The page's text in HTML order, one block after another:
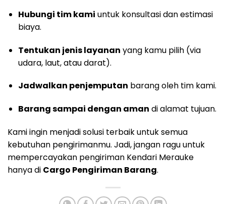
Hubungi tim kami untuk konsultasi dan estimasi
biaya.
Tentukan jenis layanan yang kamu pilih (via
udara, laut, atau darat).
Jadwalkan penjemputan barang oleh tim kami.
Barang sampai dengan aman di alamat tujuan.
Kami ingin menjadi solusi terbaik untuk semua
kebutuhan pengirimanmu. Jadi, jangan ragu untuk
mempercayakan pengiriman Kendari Merauke
hanya di Cargo Pengiriman Barang.